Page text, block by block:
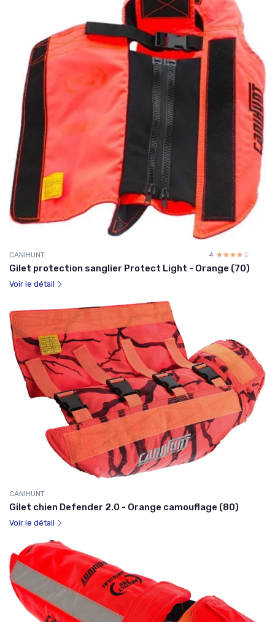
CANIHUNT 4 ☆☆☆☆☆
★★★★★
Gilet protection sanglier Protect Light - Orange (70)
Voir le détail
CANIHUNT
Gilet chien Defender 2.0 - Orange camouflage (80)
Voir le détail